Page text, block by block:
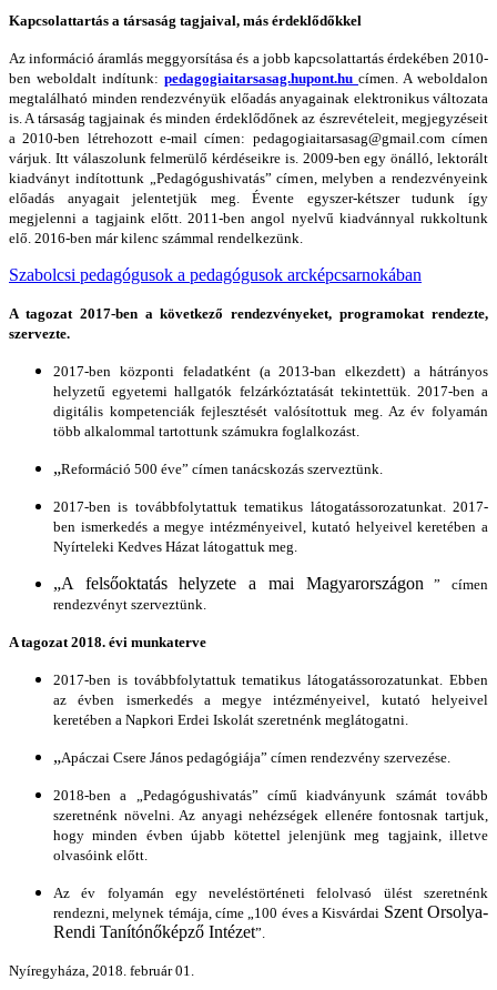
Kapcsolattartás a társaság tagjaival, más érdeklődőkkel
Az információ áramlás meggyorsítása és a jobb kapcsolattartás érdekében 2010-
ben weboldalt indítunk: pedagogiaitarsasag.hupont.hu címen. A weboldalon
megtalálható minden rendezvényük előadás anyagainak elektronikus változata
is. A társaság tagjainak és minden érdeklődőnek az észrevételeit, megjegyzéseit
a 2010-ben létrehozott e-mail címen: pedagogiaitarsasag@gmail.com címen
várjuk. Itt válaszolunk felmerülő kérdéseikre is. 2009-ben egy önálló, lektorált
kiadványt indítottunk „Pedagógushivatás” címen, melyben a rendezvényeink
előadás anyagait jelentetjük meg. Évente egyszer-kétszer tudunk így
megjelenni a tagjaink előtt. 2011-ben angol nyelvű kiadvánnyal rukkoltunk
elő. 2016-ben már kilenc számmal rendelkezünk.
Szabolcsi pedagógusok a pedagógusok arcképcsarnokában
A tagozat 2017-ben a következő rendezvényeket, programokat rendezte,
szervezte.
2017-ben központi feladatként (a 2013-ban elkezdett) a hátrányos
helyzetű egyetemi hallgatók felzárkóztatását tekintettük. 2017-ben a
digitális kompetenciák fejlesztését valósítottuk meg. Az év folyamán
több alkalommal tartottunk számukra foglalkozást.
„Reformáció 500 éve” címen tanácskozás szerveztünk.
2017-ben is továbbfolytattuk tematikus látogatássorozatunkat. 2017-
ben ismerkedés a megye intézményeivel, kutató helyeivel keretében a
Nyírteleki Kedves Házat látogattuk meg.
„A felsőoktatás helyzete a mai Magyarországon ” címen
rendezvényt szerveztünk.
A tagozat 2018. évi munkaterve
2017-ben is továbbfolytattuk tematikus látogatássorozatunkat. Ebben
az évben ismerkedés a megye intézményeivel, kutató helyeivel
keretében a Napkori Erdei Iskolát szeretnénk meglátogatni.
„Apáczai Csere János pedagógiája” címen rendezvény szervezése.
2018-ben a „Pedagógushivatás” című kiadványunk számát tovább
szeretnénk növelni. Az anyagi nehézségek ellenére fontosnak tartjuk,
hogy minden évben újabb kötettel jelenjünk meg tagjaink, illetve
olvasóink előtt.
Az év folyamán egy neveléstörténeti felolvasó ülést szeretnénk
rendezni, melynek témája, címe „100 éves a Kisvárdai Szent Orsolya-
Rendi Tanítónőképző Intézet”.
Nyíregyháza, 2018. február 01.